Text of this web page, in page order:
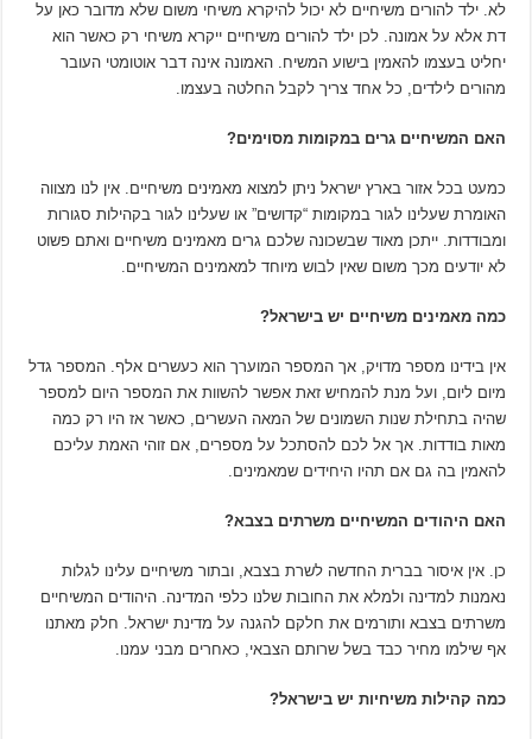
לא. ילד להורים משיחיים לא יכול להיקרא משיחי משום שלא מדובר כאן על
דת אלא על אמונה. לכן ילד להורים משיחיים ייקרא משיחי רק כאשר הוא
יחליט בעצמו להאמין בישוע המשיח. האמונה אינה דבר אוטומטי העובר
מהורים לילדים, כל אחד צריך לקבל החלטה בעצמו.
האם המשיחיים גרים במקומות מסוימים?
כמעט בכל אזור בארץ ישראל ניתן למצוא מאמינים משיחיים. אין לנו מצווה
האומרת שעלינו לגור במקומות “קדושים” או שעלינו לגור בקהילות סגורות
ומבודדות. ייתכן מאוד שבשכונה שלכם גרים מאמינים משיחיים ואתם פשוט
לא יודעים מכך משום שאין לבוש מיוחד למאמינים המשיחיים.
כמה מאמינים משיחיים יש בישראל?
אין בידינו מספר מדויק, אך המספר המוערך הוא כעשרים אלף. המספר גדל
מיום ליום, ועל מנת להמחיש זאת אפשר להשוות את המספר היום למספר
שהיה בתחילת שנות השמונים של המאה העשרים, כאשר אז היו רק כמה
מאות בודדות. אך אל לכם להסתכל על מספרים, אם זוהי האמת עליכם
להאמין בה גם אם תהיו היחידים שמאמינים.
האם היהודים המשיחיים משרתים בצבא?
כן. אין איסור בברית החדשה לשרת בצבא, ובתור משיחיים עלינו לגלות
נאמנות למדינה ולמלא את החובות שלנו כלפי המדינה. היהודים המשיחיים
משרתים בצבא ותורמים את חלקם להגנה על מדינת ישראל. חלק מאתנו
אף שילמו מחיר כבד בשל שרותם הצבאי, כאחרים מבני עמנו.
כמה קהילות משיחיות יש בישראל?